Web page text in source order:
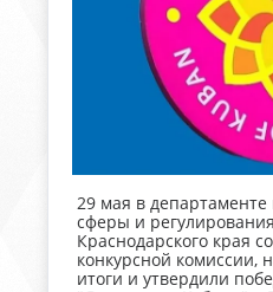
29 мая в департаменте
сферы и
Краснодарского края
конкурсной комиссии,
итоги и утвердили